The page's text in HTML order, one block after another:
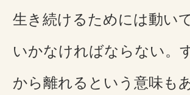
生き続けるためには動い
いかなければならない。
から離れるという意味もあ